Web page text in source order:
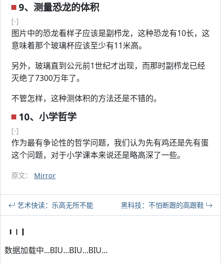
9、测量恐龙的体积
[-]
图片中的恐龙看样子应该是副栉龙，这种恐龙有10长，这
意味着那个玻璃杯应该至少有11米高。
另外，玻璃直到公元前1世纪才出现，而那时副栉龙已经
灭绝了7300万年了。
不管怎样，这种测体积的方法还是不错的。
10、小学哲学
[-]
作为最有争论性的哲学问题，我们认为先有鸡还是先有蛋
这个问题，对于小学课本来说还是略高深了一些。
原文： Mirror
艺术快读：乐高无所不能 黑科技：不怕断跟的高跟鞋
数据加载中...BIU...BIU...BIU...